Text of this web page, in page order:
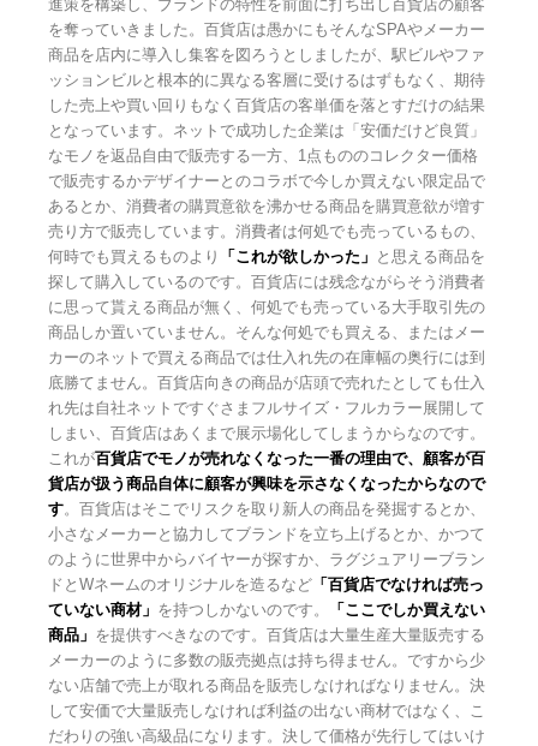
進策を構築し、ブランドの特性を前面に打ち出し百貨店の顧客
を奪っていきました。百貨店は愚かにもそんなSPAやメーカー
商品を店内に導入し集客を図ろうとしましたが、駅ビルやファ
ッションビルと根本的に異なる客層に受けるはずもなく、期待
した売上や買い回りもなく百貨店の客単価を落とすだけの結果
となっています。ネットで成功した企業は「安価だけど良質」
なモノを返品自由で販売する一方、1点もののコレクター価格
で販売するかデザイナーとのコラボで今しか買えない限定品で
あるとか、消費者の購買意欲を沸かせる商品を購買意欲が増す
売り方で販売しています。消費者は何処でも売っているもの、
何時でも買えるものより
「これが欲しかった」 と思える商品を
探して購入しているのです。百貨店には残念ながらそう消費者
に思って貰える商品が無く、何処でも売っている大手取引先の
商品しか置いていません。そんな何処でも買える、またはメー
カーのネットで買える商品では仕入れ先の在庫幅の奥行には到
底勝てません。百貨店向きの商品が店頭で売れたとしても仕入
れ先は自社ネットですぐさまフルサイズ・フルカラー展開して
しまい、百貨店はあくまで展示場化してしまうからなのです。
これが百貨店でモノが売れなくなった一番の理由で、顧客が百
貨店が扱う商品自体に顧客が興味を示さなくなったからなので
す。百貨店はそこでリスクを取り新人の商品を発掘するとか、
小さなメーカーと協力してブランドを立ち上げるとか、かつて
のように世界中からバイヤーが探すか、ラグジュアリーブラン
ドとWネームのオリジナルを造るなど 「百貨店でなければ売っ
ていない商材」 を持つしかないのです。
「ここでしか買えない
商品」 を提供すべきなのです。百貨店は大量生産大量販売する
メーカーのように多数の販売拠点は持ち得ません。ですから少
ない店舗で売上が取れる商品を販売しなければなりません。決
して安価で大量販売しなければ利益の出ない商材ではなく、こ
だわりの強い高級品になります。決して価格が先行してはいけ